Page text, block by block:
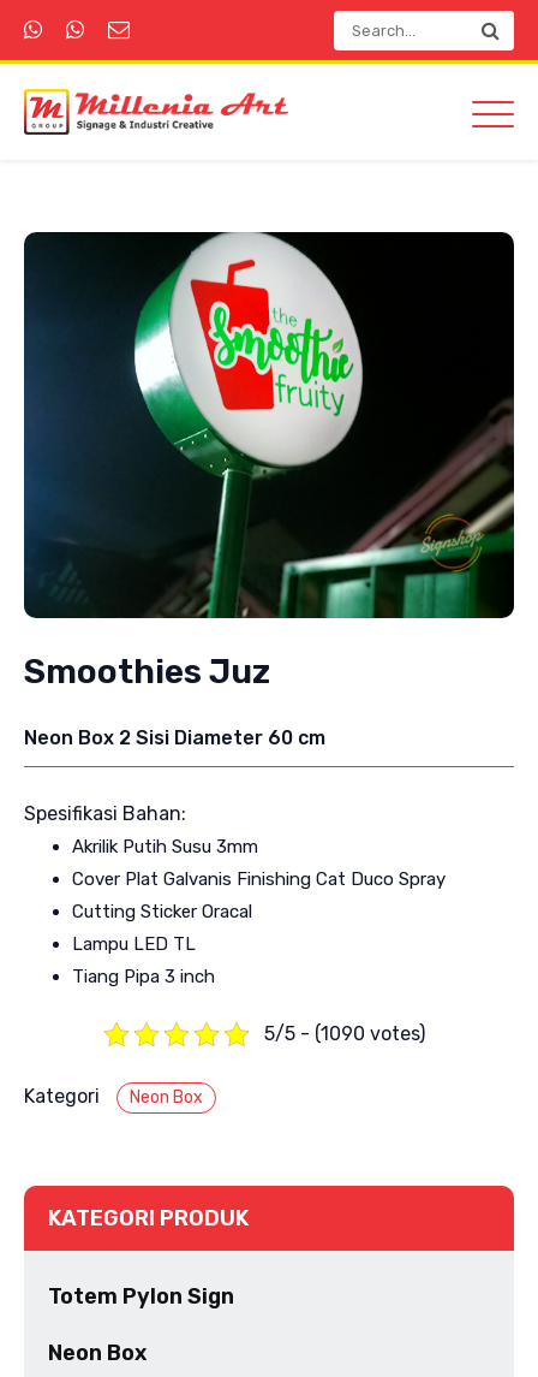
Smoothies Juz
Neon Box 2 Sisi Diameter 60 cm
Spesifikasi Bahan:
Akrilik Putih Susu 3mm
Cover Plat Galvanis Finishing Cat Duco Spray
Cutting Sticker Oracal
Lampu LED TL
Tiang Pipa 3 inch
5/5 - (1090 votes)
Kategori Neon Box
KATEGORI PRODUK
Totem Pylon Sign
Neon Box